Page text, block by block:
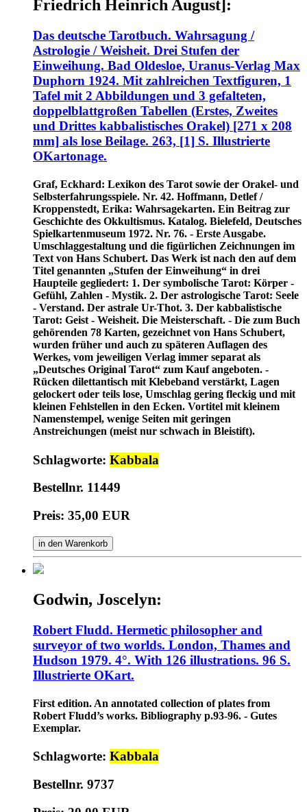
Friedrich Heinrich August]:
Das deutsche Tarotbuch. Wahrsagung /
Astrologie / Weisheit. Drei Stufen der
Einweihung. Bad Oldesloe, Uranus-Verlag Max
Duphorn 1924. Mit zahlreichen Textfiguren, 1
Tafel mit 2 Abbildungen und 3 gefalteten,
doppelblattgroßen Tabellen (Erstes, Zweites
und Drittes kabbalistisches Orakel) [271 x 208
mm] als lose Beilage. 263, [1] S. Illustrierte
OKartonage.
Graf, Eckhard: Lexikon des Tarot sowie der Orakel- und
Selbsterfahrungsspiele. Nr. 42. Hoffmann, Detlef /
Kroppenstedt, Erika: Wahrsagekarten. Ein Beitrag zur
Geschichte des Okkultismus. Katalog. Bielefeld, Deutsches
Spielkartenmuseum 1972. Nr. 76. - Erste Ausgabe.
Umschlaggestaltung und die figürlichen Zeichnungen im
Text von Hans Schubert. Das Werk ist nach den auf dem
Titel genannten „Stufen der Einweihung“ in drei
Haupteile gegliedert: 1. Der symbolische Tarot: Körper -
Gefühl, Zahlen - Mystik. 2. Der astrologische Tarot: Seele
- Verstand. Der astrale Ur-Thot. 3. Der kabbalistische
Tarot: Geist - Weisheit. Die Meisterschaft. - Die zum Buch
gehörenden 78 Karten, gezeichnet von Hans Schubert,
wurden früher und auch zu späteren Auflagen des
Werkes, vom jeweiligen Verlag immer separat als
„Deutsches Original Tarot“ zum Kauf angeboten. -
Rücken dilettantisch mit Klebeband verstärkt, Lagen
gelockert oder teils lose, Umschlag gering fleckig und mit
kleinen Fehlstellen in den Ecken. Vortitel mit kleinem
Namenstempel, wenige Seiten mit geringen
Anstreichungen (meist nur schwach in Bleistift).
Schlagworte: Kabbala
Bestellnr. 11449
Preis: 35,00 EUR
in den Warenkorb
Godwin, Joscelyn:
Robert Fludd. Hermetic philosopher and
surveyor of two worlds. London, Thames and
Hudson 1979. 4°. With 126 illustrations. 96 S.
Illustrierte OKart.
First edition. An annotated collection of plates from
Robert Fludd’s works. Bibliography p.93-96. - Gutes
Exemplar.
Schlagworte: Kabbala
Bestellnr. 9737